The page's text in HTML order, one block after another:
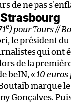
de ne pas
e) pour Tours //
le président du
qui ont
de la
beIN, « 10 euros
marque
Gonçalves.